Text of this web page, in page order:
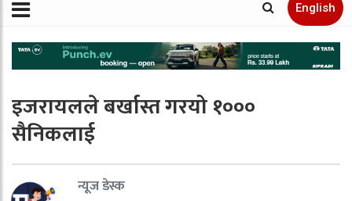
English
इजरायलले बर्खास्त गरयो १०००
सैनिकलाई
न्यूज डेस्क